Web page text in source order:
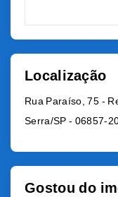
Localização
Rua Paraíso, 75 -
Serra/SP - 06857-
Gostou do